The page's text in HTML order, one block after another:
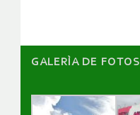
GALERÌA DE FOTOS